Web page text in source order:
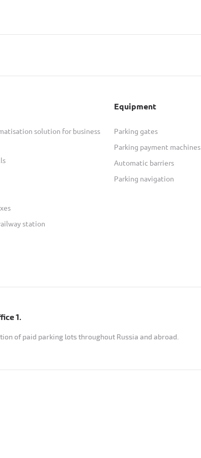
solution for business
station
Equipment
Parking gates
Parking payment machines
Automatic barriers
Parking navigation
1.
of paid parking lots throughout Russia and abroad.